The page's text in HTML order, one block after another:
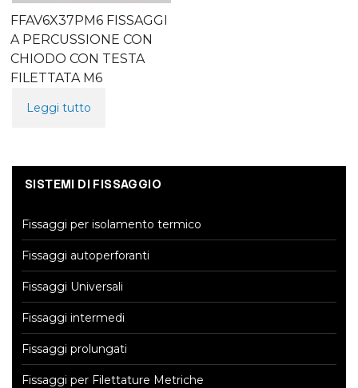
FFAV6X37PM6 FISSAGGI
A PERCUSSIONE CON
CHIODO CON TESTA
FILETTATA M6
Leggi tutto
SISTEMI DI FISSAGGIO
Fissaggi per isolamento termico
Fissaggi autoperforanti
Fissaggi Universali
Fissaggi intermedi
Fissaggi prolungati
Fissaggi per Filettature Metriche